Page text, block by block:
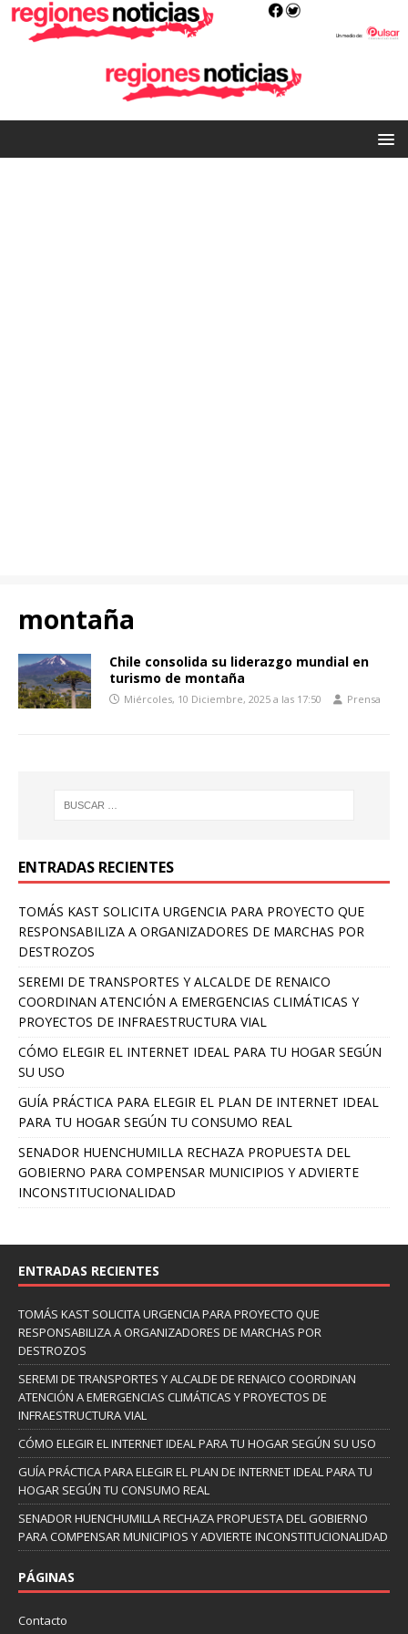
montaña
Chile consolida su liderazgo mundial en
turismo de montaña
Miércoles, 10 Diciembre, 2025 a las 17:50 Prensa
ENTRADAS RECIENTES
TOMÁS KAST SOLICITA URGENCIA PARA PROYECTO QUE
RESPONSABILIZA A ORGANIZADORES DE MARCHAS POR
DESTROZOS
SEREMI DE TRANSPORTES Y ALCALDE DE RENAICO
COORDINAN ATENCIÓN A EMERGENCIAS CLIMÁTICAS Y
PROYECTOS DE INFRAESTRUCTURA VIAL
CÓMO ELEGIR EL INTERNET IDEAL PARA TU HOGAR SEGÚN
SU USO
GUÍA PRÁCTICA PARA ELEGIR EL PLAN DE INTERNET IDEAL
PARA TU HOGAR SEGÚN TU CONSUMO REAL
SENADOR HUENCHUMILLA RECHAZA PROPUESTA DEL
GOBIERNO PARA COMPENSAR MUNICIPIOS Y ADVIERTE
INCONSTITUCIONALIDAD
ENTRADAS RECIENTES
TOMÁS KAST SOLICITA URGENCIA PARA PROYECTO QUE
RESPONSABILIZA A ORGANIZADORES DE MARCHAS POR
DESTROZOS
SEREMI DE TRANSPORTES Y ALCALDE DE RENAICO COORDINAN
ATENCIÓN A EMERGENCIAS CLIMÁTICAS Y PROYECTOS DE
INFRAESTRUCTURA VIAL
CÓMO ELEGIR EL INTERNET IDEAL PARA TU HOGAR SEGÚN SU USO
GUÍA PRÁCTICA PARA ELEGIR EL PLAN DE INTERNET IDEAL PARA TU
HOGAR SEGÚN TU CONSUMO REAL
SENADOR HUENCHUMILLA RECHAZA PROPUESTA DEL GOBIERNO
PARA COMPENSAR MUNICIPIOS Y ADVIERTE INCONSTITUCIONALIDAD
PÁGINAS
Contacto